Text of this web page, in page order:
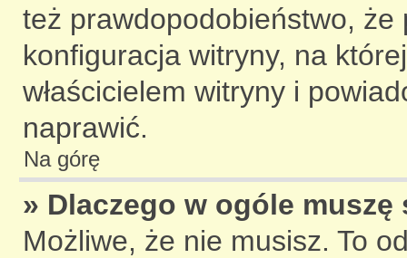
też prawdopodobieństwo, że
konfiguracja witryny, na
właścicielem witryny i
naprawić.
Na górę
» Dlaczego w ogóle
Możliwe, że nie musisz. To